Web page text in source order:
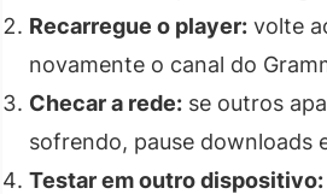
Recarregue o player: volte
novamente o canal do
Checar a rede: se outros
sofrendo, pause downloads
Testar em outro dispositivo: